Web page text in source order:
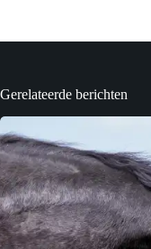
Gerelateerde berichten